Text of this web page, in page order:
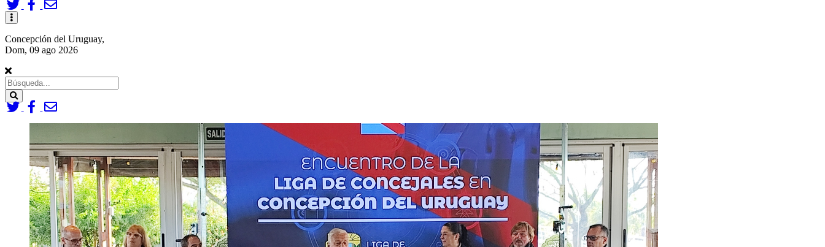
Toggle
navigation
Concepción del Uruguay,
Dom, 09 ago 2026
Search